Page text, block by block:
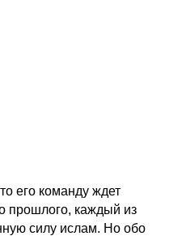
его команду ждет
прошлого, каждый из
силу ислам. Но обо